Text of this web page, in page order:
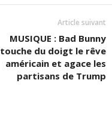
Article suivant
MUSIQUE : Bad Bunny
touche du doigt le rêve
américain et agace les
partisans de Trump